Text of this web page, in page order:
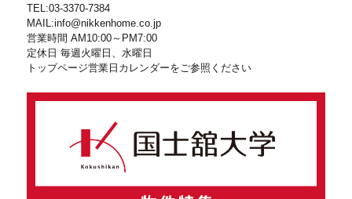
TEL:03-3370-7384
MAIL:info@nikkenhome.co.jp
営業時間 AM10:00～PM7:00
定休日 毎週火曜日、水曜日
トップページ営業日カレンダーをご参照ください